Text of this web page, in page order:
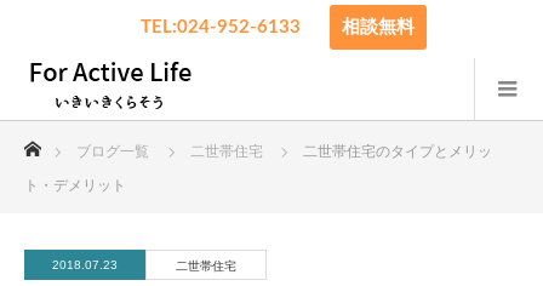
TEL:024-952-6133 相談無料
ブログ一覧 二世帯住宅
二世帯住宅のタイプとメリッ
ト・デメリット
2018.07.23 二世帯住宅